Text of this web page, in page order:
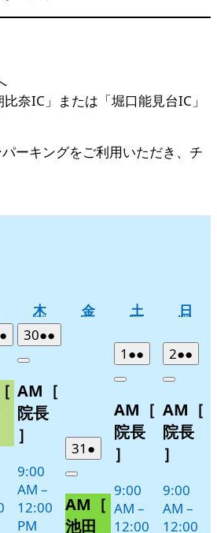
奈IC」または「堀口能見台IC」
ーキングをご利用いただき、チ
木木
曜
日
金金
土土
日
日
日
件
イ
ベ
ト)
302026
年
月
30
日
●●
件
イ
Close
AM［
院長
］
9:00
AM –
12:00
PM
31 2026
年
月
31
●
件
イ
ベ
Close
AM［
池田
1 2026
年
月
1
日
●●
件
イ
ベ
Close
AM［
院長
］
9:00
AM –
12:00
22026
年
月
2
日
●●
件
イ
ベ
Close
AM［
院長
］
9:00
AM –
12:00